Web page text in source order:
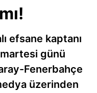
efsane kaptanı
günü
Fenerbahçe
üzerinden